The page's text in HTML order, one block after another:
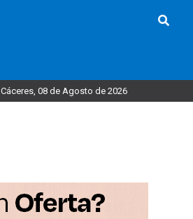
Cáceres, 08 de Agosto de 2026